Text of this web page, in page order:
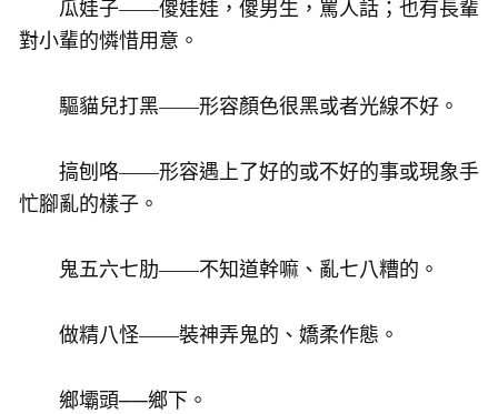
瓜娃子——傻娃娃，傻男生，罵人話；也有長輩
對小輩的憐惜用意。
驅貓兒打黑——形容顏色很黑或者光線不好。
搞刨咯——形容遇上了好的或不好的事或現象手
忙腳亂的樣子。
鬼五六七肋——不知道幹嘛、亂七八糟的。
做精八怪——裝神弄鬼的、嬌柔作態。
鄉壩頭──鄉下。